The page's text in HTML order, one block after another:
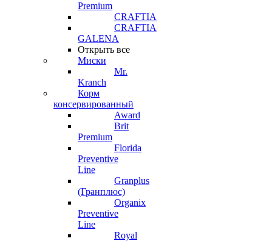
Premium
CRAFTIA
CRAFTIA
GALENA
Открыть все
Миски
Mr.
Kranch
Корм
консервированный
Award
Brit
Premium
Florida
Preventive
Line
Granplus
(Гранплюс)
Organix
Preventive
Line
Royal